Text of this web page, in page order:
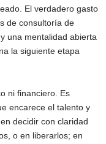
El verdadero gasto
de consultoría de
una mentalidad abierta
la siguiente etapa
ni financiero. Es
encarece el talento y
decidir con claridad
o en liberarlos; en